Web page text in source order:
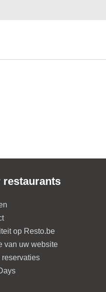
restaurants
op Resto.be
van uw website